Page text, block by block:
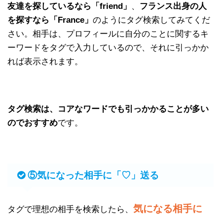
友達を探しているなら「friend」 、 フランス出身の人
を探すなら「France」 のようにタグ検索してみてくだ
さい。相手は、プロフィールに自分のことに関するキ
ーワードをタグで入力しているので、それに引っかか
れば表示されます。
タグ検索は、コアなワードでも引っかかることが多い
のでおすすめです。
⑤気になった相手に「♡」送る
タグで理想の相手を検索したら、 気になる相手に